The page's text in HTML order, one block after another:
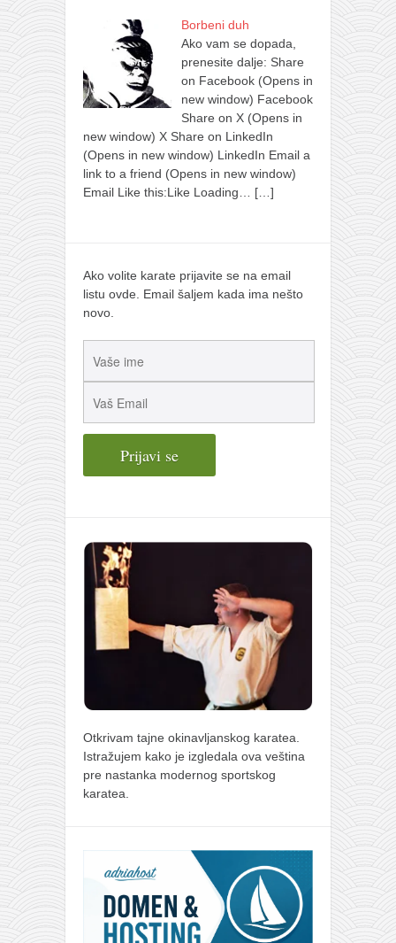
Borbeni duh
Ako vam se dopada,
prenesite dalje: Share
on Facebook (Opens in
new window) Facebook
Share on X (Opens in
new window) X Share on LinkedIn
(Opens in new window) LinkedIn Email a
link to a friend (Opens in new window)
Email Like this:Like Loading…
[…]
Ako volite karate prijavite se na email
listu ovde. Email šaljem kada ima nešto
novo.
Otkrivam tajne okinavljanskog karatea.
Istražujem kako je izgledala ova veština
pre nastanka modernog sportskog
karatea.